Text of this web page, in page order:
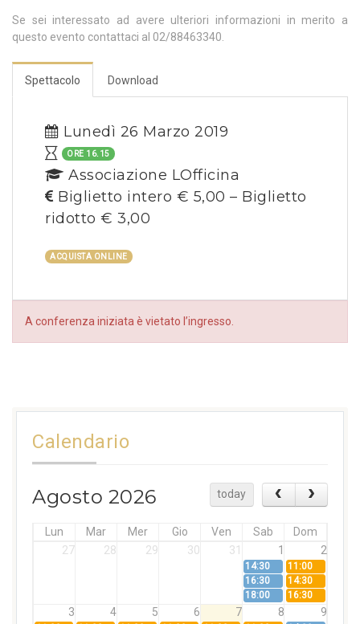
Se sei interessato ad avere ulteriori informazioni in merito a
questo evento contattaci al 02/88463340.
Spettacolo Download
Lunedì 26 Marzo 2019
ORE 16.15
Associazione LOfficina
Biglietto intero € 5,00 – Biglietto
ridotto € 3,00
ACQUISTA ONLINE
A conferenza iniziata è vietato l’ingresso.
Calendario
Agosto 2026 today
Lun Mar Mer Gio Ven Sab
Dom
27
28 29 30 31 1 2
14:30
11:00
16:30
14:30
18:00
16:30
3 4 5 6 7 8 9